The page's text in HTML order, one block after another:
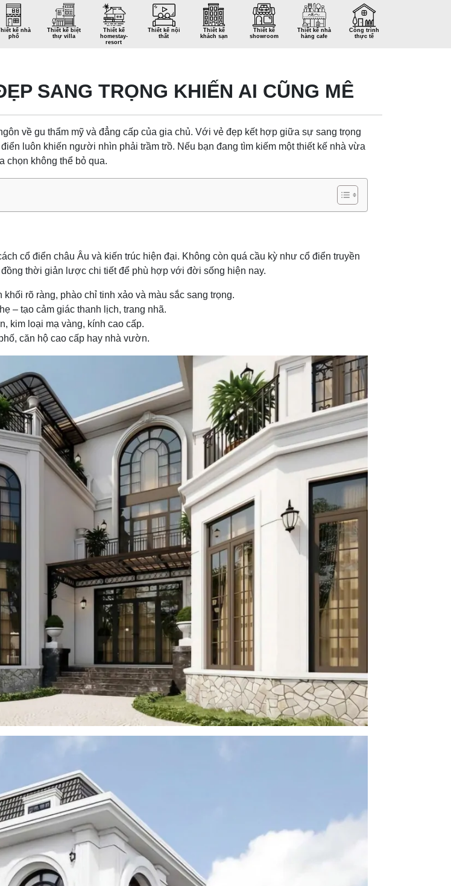
kế nhà
phố
Thiết kế biệt
thự villa
Thiết kế
homestay-
resort
Thiết kế nội
thất
Thiết kế
khách sạn
Thiết kế
showroom
Thiết kế nhà
hàng cafe
Công trình
thực tế
SANG TRỌNG KHIẾN AI CŨNG MÊ
về gu thẩm mỹ và đẳng cấp của gia chủ. Với vẻ đẹp kết hợp giữa sự sang trọng
luôn khiến người nhìn phải trầm trồ. Nếu bạn đang tìm kiếm một thiết kế nhà vừa
chọn không thể bỏ qua.
cổ điển châu Âu và kiến trúc hiện đại. Không còn quá cầu kỳ như cổ điển truyền
thời giản lược chi tiết để phù hợp với đời sống hiện nay.
rõ ràng, phào chỉ tinh xảo và màu sắc sang trọng.
– tạo cảm giác thanh lịch, trang nhã.
kim loại mạ vàng, kính cao cấp.
căn hộ cao cấp hay nhà vườn.